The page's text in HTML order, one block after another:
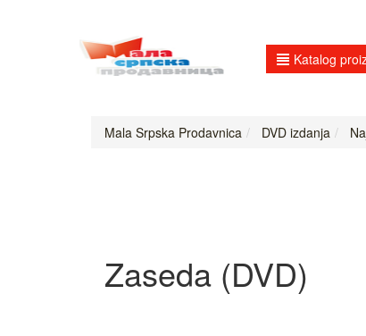
Katalog
Mala Srpska Prodavnica DVD izdanja
Zaseda (DVD)